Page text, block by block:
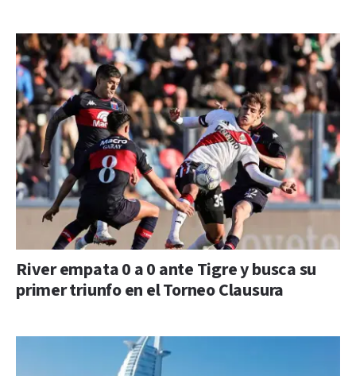
River empata 0 a 0 ante Tigre y busca su
primer triunfo en el Torneo Clausura